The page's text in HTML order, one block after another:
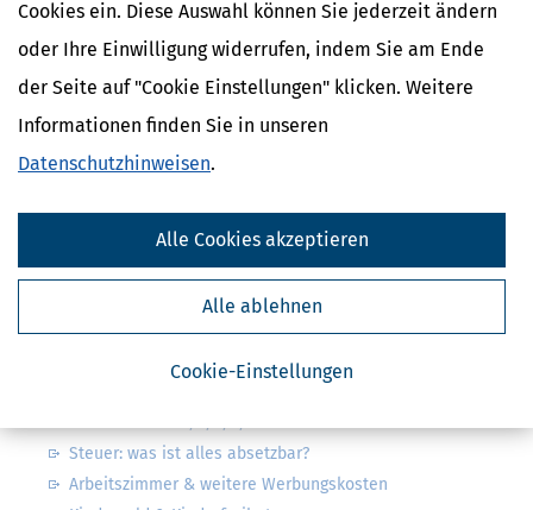
Cookies ein. Diese Auswahl können Sie jederzeit ändern
oder Ihre Einwilligung widerrufen, indem Sie am Ende
der Seite auf "Cookie Einstellungen" klicken. Weitere
Informationen finden Sie in unseren
Datenschutzhinweisen.
Cookie-Einstellungen
Alle ablehnen
Alle Cookies akzeptieren
Kostenlose Steuertipps & News
Steuertipps
Geldtipps
Ja, ich möchte die kostenlosen Newsletter
Abbestellung des Newsletters widerrufen.
Steuer: was ist alles absetzbar?
Arbeitszimmer & weitere Werbungskosten